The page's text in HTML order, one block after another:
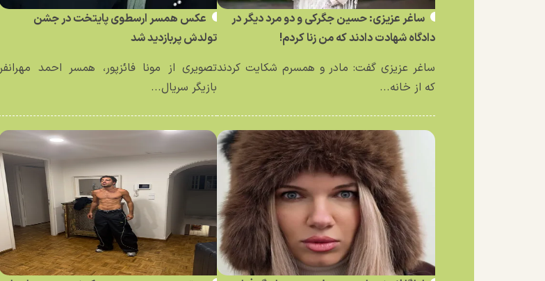
ساغر عزیزی: حسین جگرکی و دو مرد دیگر در
دادگاه شهادت دادند که من زنا کردم!
ساغر عزیزی گفت: مادر و همسرم شکایت کردند
که از خانه...
عکس همسر ارسطوی پایتخت در جشن
تولدش پربازدید شد
تصویری از مونا فائزپور، همسر احمد مهرانفر
بازیگر سریال...